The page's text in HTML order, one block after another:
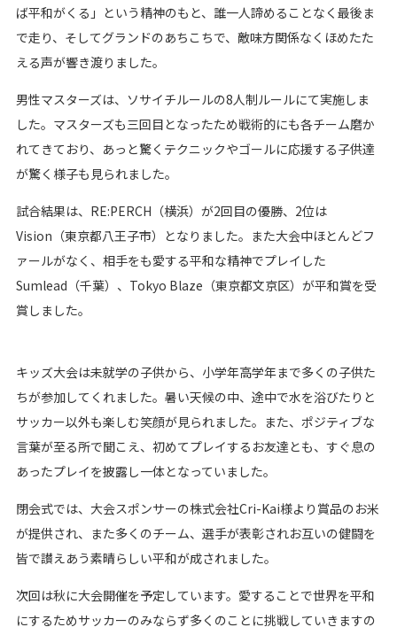
ば平和がくる」という精神のもと、誰一人諦めることなく最後ま
で走り、そしてグランドのあちこちで、敵味方関係なくほめたた
える声が響き渡りました。
男性マスターズは、ソサイチルールの8人制ルールにて実施しま
した。マスターズも三回目となったため戦術的にも各チーム磨か
れてきており、あっと驚くテクニックやゴールに応援する子供達
が驚く様子も見られました。
試合結果は、RE:PERCH（横浜）が2回目の優勝、2位は
Vision（東京都八王子市）となりました。また大会中ほとんどフ
ァールがなく、相手をも愛する平和な精神でプレイした
Sumlead（千葉）、Tokyo Blaze（東京都文京区）が平和賞を受
賞しました。
キッズ大会は未就学の子供から、小学年高学年まで多くの子供た
ちが参加してくれました。暑い天候の中、途中で水を浴びたりと
サッカー以外も楽しむ笑顔が見られました。また、ポジティブな
言葉が至る所で聞こえ、初めてプレイするお友達とも、すぐ息の
あったプレイを披露し一体となっていました。
閉会式では、大会スポンサーの株式会社Cri-Kai様より賞品のお米
が提供され、また多くのチーム、選手が表彰されお互いの健闘を
皆で讃えあう素晴らしい平和が成されました。
次回は秋に大会開催を予定しています。愛することで世界を平和
にするためサッカーのみならず多くのことに挑戦していきますの